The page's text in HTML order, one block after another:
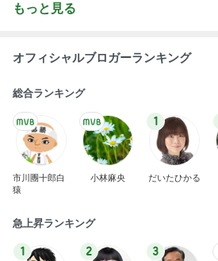
もっと見る
オフィシャルブロガーランキング
総合ランキング
市川團十郎白
猿
小林麻央
1
だいたひかる
急上昇ランキング
1 2 3